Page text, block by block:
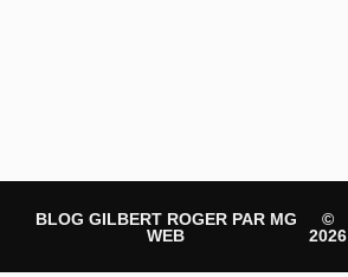
BLOG GILBERT ROGER PAR MG
WEB
©
2026